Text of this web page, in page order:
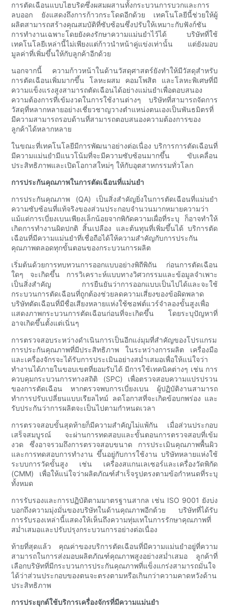
การตัดเฉือนแบบไฮบริดซึ่งผสมผสานทั้งกระบวนการบวกและการ
ลบออก ยังแสดงถึงการก้าวกระโดดอีกด้วย เทคโนโลยีนี้ช่วยให้ผู้
ผลิตสามารถสร้างคุณสมบัติที่ซับซ้อนซึ่งปรับให้เหมาะกับฟังก์ชัน
การทำงานเฉพาะโดยยังคงรักษาความแม่นยำไว้ได้ บริษัทที่ใช้
เทคโนโลยีเหล่านี้ไม่เพียงแต่ก้าวนำหน้าคู่แข่งเท่านั้น แต่ยังมอบ
มูลค่าที่เพิ่มขึ้นให้กับลูกค้าอีกด้วย
นอกจากนี้ ความก้าวหน้าในด้านวัสดุศาสตร์ยังทำให้มีวัสดุสำหรับ
การตัดเฉือนเพิ่มมากขึ้น โลหะผสม คอมโพสิต และโลหะพิเศษที่มี
ความแข็งแรงสูงสามารถตัดเฉือนได้อย่างแม่นยำเพื่อตอบสนอง
ความต้องการที่เข้มงวดในการใช้งานต่างๆ บริษัทที่สามารถจัดการ
วัสดุที่หลากหลายอย่างเชี่ยวชาญวางตำแหน่งตนเองเป็นพันธมิตรที่
มีความสามารถรอบด้านที่สามารถตอบสนองความต้องการของ
ลูกค้าได้หลากหลาย
ในขณะที่เทคโนโลยีมีการพัฒนาอย่างต่อเนื่อง บริการการตัดเฉือนที่
มีความแม่นยำมีแนวโน้มที่จะมีความซับซ้อนมากขึ้น ขับเคลื่อน
ประสิทธิภาพและเปิดโอกาสใหม่ๆ ให้กับอุตสาหกรรมทั่วโลก
การประกันคุณภาพในการตัดเฉือนที่แม่นยำ
การประกันคุณภาพ (QA) เป็นสิ่งสำคัญยิ่งในการตัดเฉือนที่แม่นยำ
ความซับซ้อนที่แท้จริงของส่วนประกอบจำนวนมากหมายความว่า
แม้แต่การเบี่ยงเบนเพียงเล็กน้อยจากพิกัดความเผื่อที่ระบุ ก็อาจทำให้
เกิดการทำงานผิดปกติ สิ้นเปลือง และต้นทุนที่เพิ่มขึ้นได้ บริการตัด
เฉือนที่มีความแม่นยำที่เชื่อถือได้ให้ความสำคัญกับการประกัน
คุณภาพตลอดทุกขั้นตอนของกระบวนการผลิต
เริ่มต้นด้วยการทบทวนการออกแบบอย่างพิถีพิถัน ก่อนการตัดเฉือน
ใดๆ จะเกิดขึ้น การวิเคราะห์แบบทางวิศวกรรมและข้อมูลจำเพาะ
เป็นสิ่งสำคัญ การยืนยันว่าการออกแบบเป็นไปได้และจะใช้
กระบวนการตัดเฉือนที่ถูกต้องช่วยลดความเสี่ยงของข้อผิดพลาด
บริษัทตัดเฉือนที่มีชื่อเสียงหลายแห่งใช้ซอฟต์แวร์จำลองขั้นสูงเพื่อ
แสดงภาพกระบวนการตัดเฉือนก่อนที่จะเกิดขึ้น โดยระบุปัญหาที่
อาจเกิดขึ้นตั้งแต่เนิ่นๆ
การตรวจสอบระหว่างดำเนินการเป็นอีกแง่มุมที่สำคัญของโปรแกรม
การประกันคุณภาพที่มีประสิทธิภาพ ในระหว่างการผลิต เครื่องมือ
และเครื่องจักรจะได้รับการประเมินอย่างสม่ำเสมอเพื่อให้แน่ใจว่า
ทำงานได้ภายในขอบเขตที่ยอมรับได้ มีการใช้เทคนิคต่างๆ เช่น การ
ควบคุมกระบวนการทางสถิติ (SPC) เพื่อตรวจสอบความแปรปรวน
ของการตัดเฉือน หากตรวจพบการเบี่ยงเบน ผู้ปฏิบัติงานสามารถ
ทำการปรับเปลี่ยนแบบเรียลไทม์ ลดโอกาสที่จะเกิดข้อบกพร่อง และ
รับประกันว่าการผลิตจะเป็นไปตามกำหนดเวลา
การตรวจสอบขั้นสุดท้ายก็มีความสำคัญไม่แพ้กัน เมื่อส่วนประกอบ
เสร็จสมบูรณ์ จะผ่านการทดสอบและขั้นตอนการตรวจสอบที่เข้ม
งวด ซึ่งอาจรวมถึงการตรวจสอบขนาด การประเมินคุณภาพพื้นผิว
และการทดสอบการทำงาน ขึ้นอยู่กับการใช้งาน บริษัทหลายแห่งใช้
ระบบการวัดขั้นสูง เช่น เครื่องสแกนเลเซอร์และเครื่องวัดพิกัด
(CMM) เพื่อให้แน่ใจว่าผลิตภัณฑ์สำเร็จรูปตรงตามข้อกำหนดที่ระบุ
ทั้งหมด
การรับรองและการปฏิบัติตามมาตรฐานสากล เช่น ISO 9001 ยังบ่ง
บอกถึงความมุ่งมั่นของบริษัทในด้านคุณภาพอีกด้วย บริษัทที่ได้รับ
การรับรองเหล่านี้แสดงให้เห็นถึงความทุ่มเทในการรักษาคุณภาพที่
สม่ำเสมอและปรับปรุงกระบวนการอย่างต่อเนื่อง
ท้ายที่สุดแล้ว คุณค่าของบริการตัดเฉือนที่มีความแม่นยำอยู่ที่ความ
สามารถในการส่งมอบผลิตภัณฑ์คุณภาพสูงอย่างสม่ำเสมอ ลูกค้าที่
เลือกบริษัทที่มีกระบวนการประกันคุณภาพที่แข็งแกร่งสามารถมั่นใจ
ได้ว่าส่วนประกอบของตนจะตรงตามหรือเกินกว่าความคาดหวังด้าน
ประสิทธิภาพ
การประยุกต์ใช้บริการเครื่องจักรที่มีความแม่นยำ